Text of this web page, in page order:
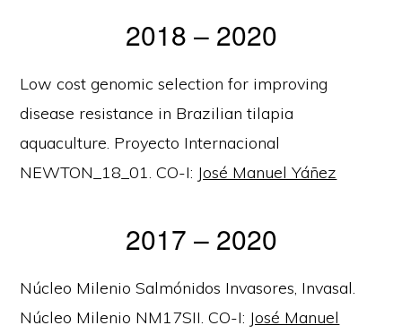
2018 – 2020
Low cost genomic selection for improving
disease resistance in Brazilian tilapia
aquaculture. Proyecto Internacional
NEWTON_18_01. CO-I: José Manuel Yáñez
2017 – 2020
Núcleo Milenio Salmónidos Invasores, Invasal.
Núcleo Milenio NM17SII. CO-I: José Manuel